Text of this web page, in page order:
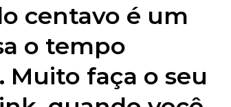
centavo é um
o tempo
faça o seu